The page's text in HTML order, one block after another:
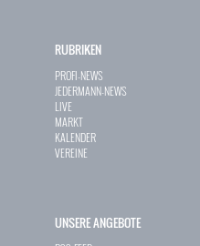
RUBRIKEN
PROFI-NEWS
JEDERMANN-NEWS
LIVE
MARKT
KALENDER
VEREINE
UNSERE ANGEBOTE